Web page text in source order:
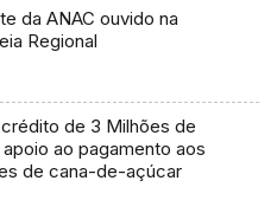
da ANAC ouvido na
Regional
de 3 Milhões de
apoio ao pagamento aos
de cana-de-açúcar